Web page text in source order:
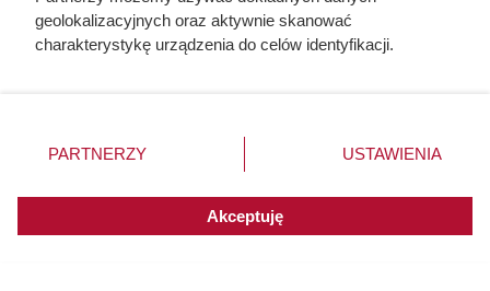
geolokalizacyjnych oraz aktywnie skanować
charakterystykę urządzenia do celów identyfikacji.
zmienić/wycofać klikając przycisk ustawień prywatności
znajdujący się w lewym dolnym rogu strony. Niektóre
użytkownika, ale masz prawo sprzeciwić się takiemu
przetwarzaniu. Preferencje będą miały zastosowania do
PARTNERZY USTAWIENIA
Akceptuję